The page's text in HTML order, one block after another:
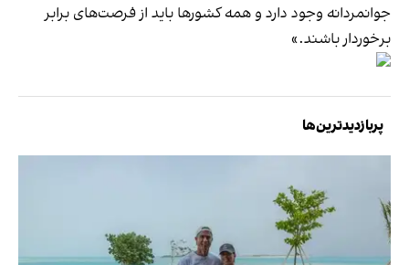
جوانمردانه وجود دارد و همه کشورها باید از فرصت‌های برابر
برخوردار باشند.»
پربازدیدترین‌ها